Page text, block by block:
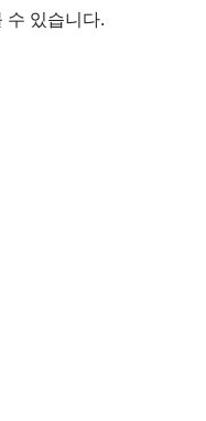
수 있습니다.